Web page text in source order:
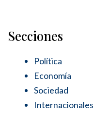
Secciones
Política
Economía
Sociedad
Internacionales